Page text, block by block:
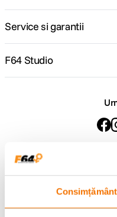
Consimțământ
Service si garantii
F64 Studio